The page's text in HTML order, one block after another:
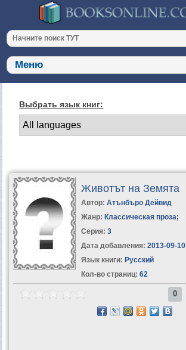
Выбрать язык книг:
Животът на Земята
Автор: Атънбъро Дейвид
Жанр: Классическая проза;
Серия: 3
Дата добавления: 2013-09-10
Язык книги: Русский
Кол-во страниц: 62
0